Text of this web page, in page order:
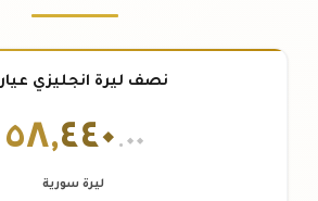
نصف ليرة انجليزي عيار ٢١
٥٨,٤٤٠ .٠٠
ليرة سورية